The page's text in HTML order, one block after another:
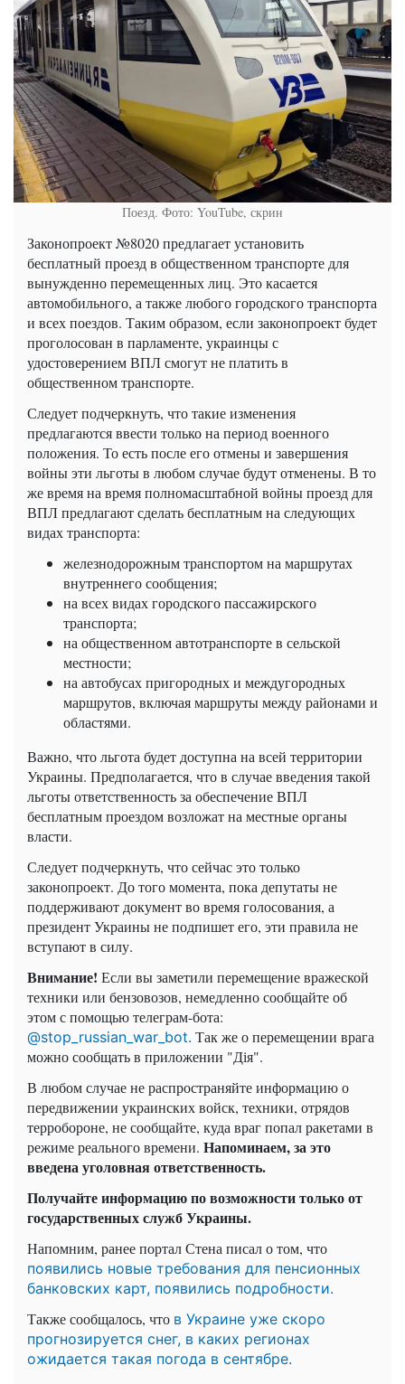
Поезд. Фото: YouTube, скрин
Законопроект №8020 предлагает установить
бесплатный проезд в общественном транспорте для
вынужденно перемещенных лиц. Это касается
автомобильного, а также любого городского транспорта
и всех поездов. Таким образом, если законопроект будет
проголосован в парламенте, украинцы с
удостоверением ВПЛ смогут не платить в
общественном транспорте.
Следует подчеркнуть, что такие изменения
предлагаются ввести только на период военного
положения. То есть после его отмены и завершения
войны эти льготы в любом случае будут отменены. В то
же время на время полномасштабной войны проезд для
ВПЛ предлагают сделать бесплатным на следующих
видах транспорта:
железнодорожным транспортом на маршрутах
внутреннего сообщения;
на всех видах городского пассажирского
транспорта;
на общественном автотранспорте в сельской
местности;
на автобусах пригородных и междугородных
маршрутов, включая маршруты между районами и
областями.
Важно, что льгота будет доступна на всей территории
Украины. Предполагается, что в случае введения такой
льготы ответственность за обеспечение ВПЛ
бесплатным проездом возложат на местные органы
власти.
Следует подчеркнуть, что сейчас это только
законопроект. До того момента, пока депутаты не
поддерживают документ во время голосования, а
президент Украины не подпишет его, эти правила не
вступают в силу.
Внимание! Если вы заметили перемещение вражеской
техники или бензовозов, немедленно сообщайте об
этом с помощью телеграм-бота:
@stop_russian_war_bot. Так же о перемещении врага
можно сообщать в приложении "Дія".
В любом случае не распространяйте информацию о
передвижении украинских войск, техники, отрядов
терробороне, не сообщайте, куда враг попал ракетами в
режиме реального времени. Напоминаем, за это
введена уголовная ответственность.
Получайте информацию по возможности только от
государственных служб Украины.
Напомним, ранее портал Стена писал о том, что
появились новые требования для пенсионных
банковских карт, появились подробности.
Также сообщалось, что в Украине уже скоро
прогнозируется снег, в каких регионах
ожидается такая погода в сентябре.